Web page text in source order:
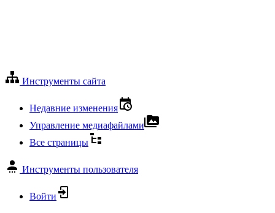
Инструменты сайта
Недавние изменения
Управление медиафайлами
Все страницы
Инструменты пользователя
Войти